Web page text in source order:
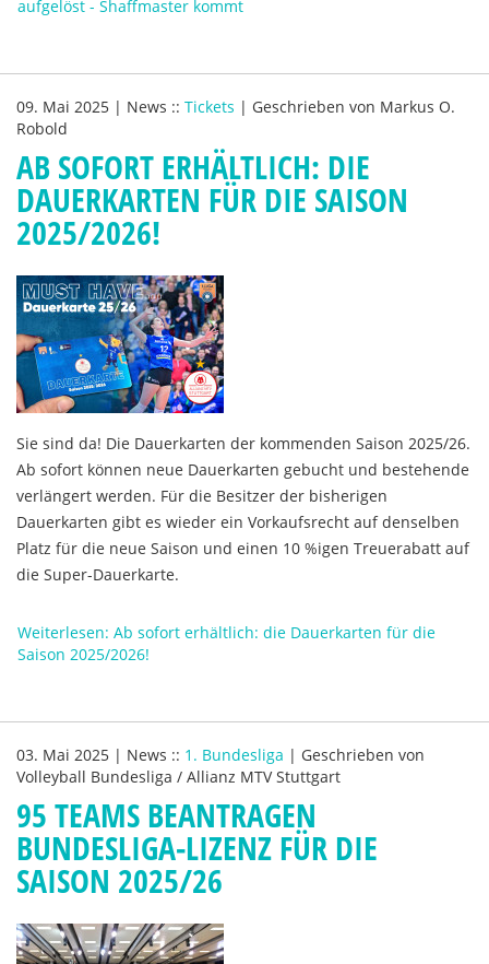
aufgelöst - Shaffmaster kommt
09. Mai 2025 | News :: Tickets | Geschrieben von Markus O.
Robold
AB SOFORT ERHÄLTLICH: DIE
DAUERKARTEN FÜR DIE SAISON
2025/2026!
Sie sind da! Die Dauerkarten der kommenden Saison 2025/26.
Ab sofort können neue Dauerkarten gebucht und bestehende
verlängert werden. Für die Besitzer der bisherigen
Dauerkarten gibt es wieder ein Vorkaufsrecht auf denselben
Platz für die neue Saison und einen 10 %igen Treuerabatt auf
die Super-Dauerkarte.
Weiterlesen: Ab sofort erhältlich: die Dauerkarten für die
Saison 2025/2026!
03. Mai 2025 | News :: 1. Bundesliga | Geschrieben von
Volleyball Bundesliga / Allianz MTV Stuttgart
95 TEAMS BEANTRAGEN
BUNDESLIGA-LIZENZ FÜR DIE
SAISON 2025/26